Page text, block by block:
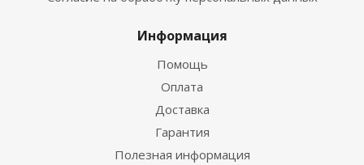
Информация
Помощь
Оплата
Доставка
Гарантия
Полезная информация